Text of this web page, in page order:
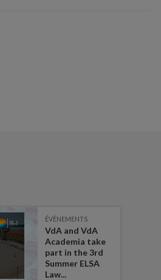
ÉVÈNEMENTS
VdA and VdA
Academia take
part in the 3rd
Summer ELSA
Law...